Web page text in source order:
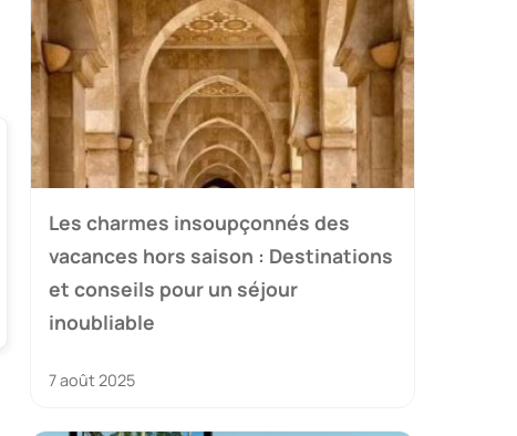
Les charmes insoupçonnés des
vacances hors saison : Destinations
et conseils pour un séjour
inoubliable
7 août 2025